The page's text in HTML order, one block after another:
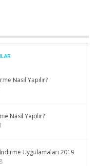
Nasıl Yapılır?
Nasıl Yapılır?
Uygulamaları 2019